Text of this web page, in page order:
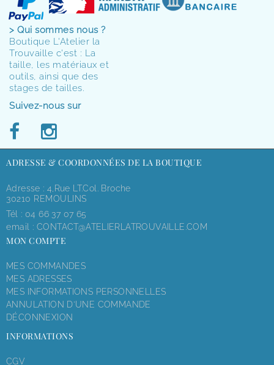
> Qui sommes nous ?
Boutique L'Atelier la
Trouvaille c'est : La
taille, les matériaux et
outils, ainsi que des
stages de tailles.
Suivez-nous sur
ADRESSE & COORDONNÉES DE LA BOUTIQUE
Adresse : 4,rue LT.Col. Broche
30210 REMOULINS
Tél : 04 66 37 07 65
email : CONTACT@ATELIERLATROUVAILLE.COM
MON COMPTE
MES COMMANDES
MES ADRESSES
MES INFORMATIONS PERSONNELLES
ANNULATION D'UNE COMMANDE
DÉCONNEXION
INFORMATIONS
CGV